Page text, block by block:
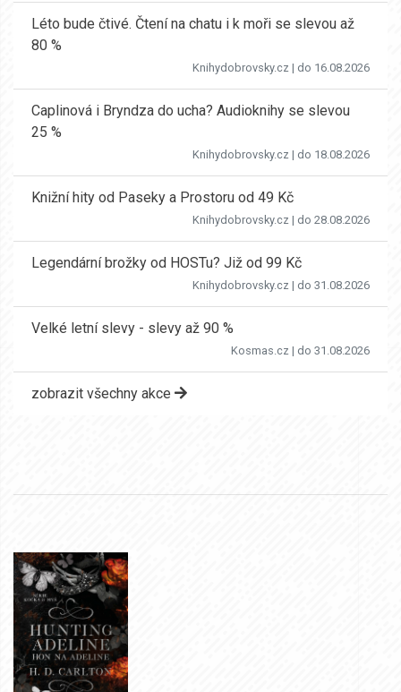
Léto bude čtivé. Čtení na chatu i k moři se slevou až
80 %
Knihydobrovsky.cz | do 16.08.2026
Caplinová i Bryndza do ucha? Audioknihy se slevou
25 %
Knihydobrovsky.cz | do 18.08.2026
Knižní hity od Paseky a Prostoru od 49 Kč
Knihydobrovsky.cz | do 28.08.2026
Legendární brožky od HOSTu? Již od 99 Kč
Knihydobrovsky.cz | do 31.08.2026
Velké letní slevy - slevy až 90 %
Kosmas.cz | do 31.08.2026
zobrazit všechny akce